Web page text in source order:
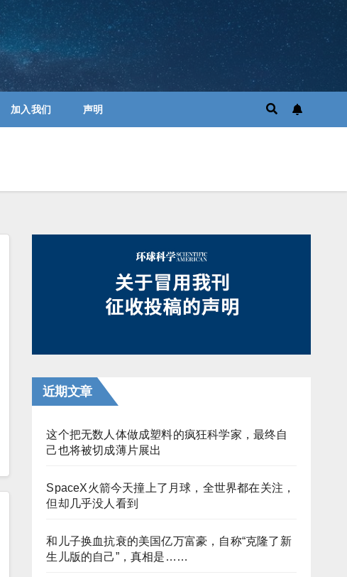
加入我们 声明
近期文章
这个把无数人体做成塑料的疯狂科学家，最终自
己也将被切成薄片展出
SpaceX火箭今天撞上了月球，全世界都在关注，
但却几乎没人看到
和儿子换血抗衰的美国亿万富豪，自称“克隆了新
生儿版的自己”，真相是……